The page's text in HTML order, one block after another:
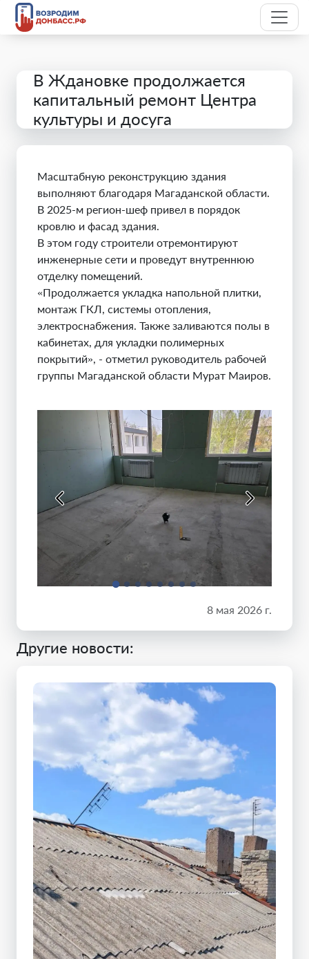
В Ждановке продолжается
капитальный ремонт Центра
культуры и досуга
Масштабную реконструкцию здания
выполняют благодаря Магаданской области.
В 2025-м регион-шеф привел в порядок
кровлю и фасад здания.
В этом году строители отремонтируют
инженерные сети и проведут внутреннюю
отделку помещений.
«Продолжается укладка напольной плитки,
монтаж ГКЛ, системы отопления,
электроснабжения. Также заливаются полы в
кабинетах, для укладки полимерных
покрытий», - отметил руководитель рабочей
группы Магаданской области Мурат Маиров.
8 мая 2026 г.
Другие новости: